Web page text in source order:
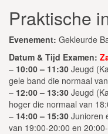
CONTACT
Praktische
Evenement: Gekleurde
Datum & Tijd Examen:
– 10:00 – 11:30 Jeugd
gele band die normaal
– 12:00 – 13:30 Jeugd
hoger die normaal van
– 14:00 – 15:30 Junioren
van 19:00-20:00 en